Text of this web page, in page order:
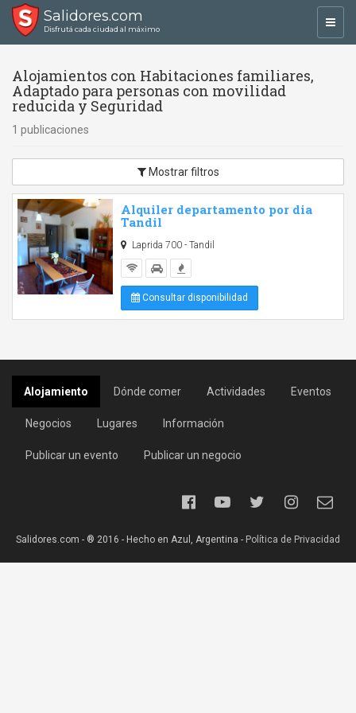
Salidores.com
Disfrutá cada ciudad al máximo
Alojamientos con Habitaciones familiares,
Adaptado para personas con movilidad
reducida y Seguridad
1 publicaciones
Mostrar filtros
Alquiler departamento por dia
Tandil
Laprida 700 - Tandil
Consultar disponibilidad
Alojamiento Dónde comer Actividades Eventos
Negocios Lugares Información
Publicar un evento Publicar un negocio
Salidores.com - ® 2016 - Hecho en Azul, Argentina - Política de Privacidad